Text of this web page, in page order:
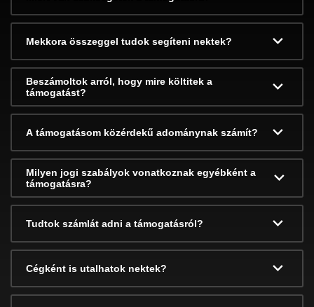
Mekkora összeggel tudok segíteni nektek?
Beszámoltok arról, hogy mire költitek a
támogatást?
A támogatásom közérdekű adománynak számít?
Milyen jogi szabályok vonatkoznak egyébként a
támogatásra?
Tudtok számlát adni a támogatásról?
Cégként is utalhatok nektek?